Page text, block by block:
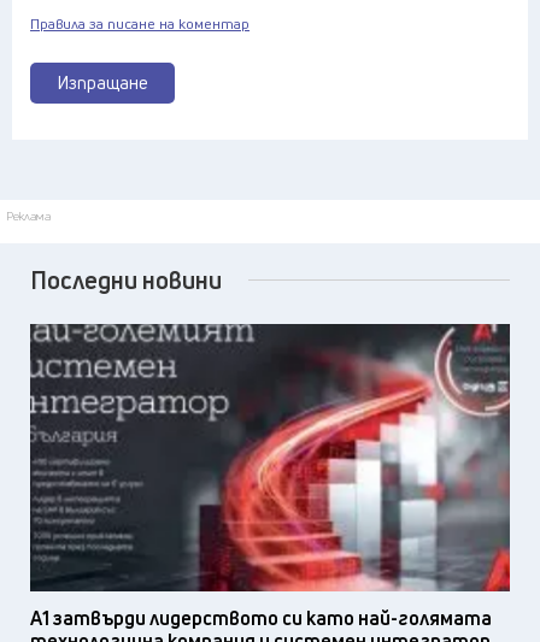
Изпращане
Правила за писане на коментар
Реклама
Последни новини
А1 затвърди лидерството си като най-голямата